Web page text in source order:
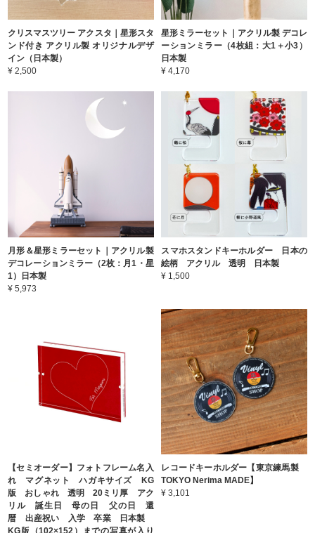
クリスマスツリー アクスタ｜星形スタ
ンド付き アクリル製 オリジナルデザ
イン（日本製）
¥ 2,500
星形ミラーセット｜アクリル製 デコレ
ーションミラー（4枚組：大1＋小3）
日本製
¥ 4,170
月形＆星形ミラーセット｜アクリル製
デコレーションミラー（2枚：月1・星
1）日本製
¥ 5,973
スマホスタンドキーホルダー 日本の
絵柄 アクリル 透明 日本製
¥ 1,500
【セミオーダー】フォトフレーム名入
れ マグネット ハガキサイズ KG
版 おしゃれ 透明 20ミリ厚 アク
リル 誕生日 母の日 父の日 還
暦 出産祝い 入学 卒業 日本製
レコードキーホルダー【東京練馬製
TOKYO Nerima MADE】
¥ 3,101